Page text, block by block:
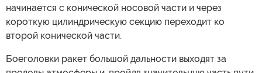
начинается с конической носовой части и через
короткую цилиндрическую секцию переходит ко
второй конической части.
Боеголовки ракет большой дальности выходят за